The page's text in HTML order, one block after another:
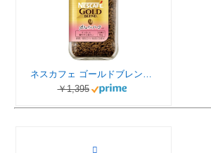
ネスカフェ ゴールドブレンド カフェインハーフ 80g,瓶,40杯分,ブラック,レギュラー ソリュブル コーヒー
￥1,395